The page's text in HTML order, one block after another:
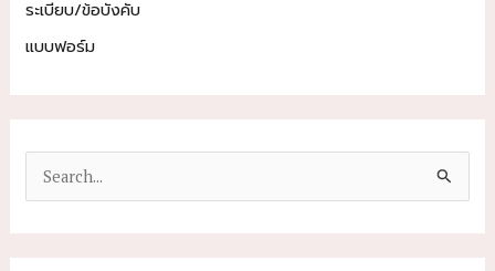
ระเบียบ/ข้อบังคับ
แบบฟอร์ม
e